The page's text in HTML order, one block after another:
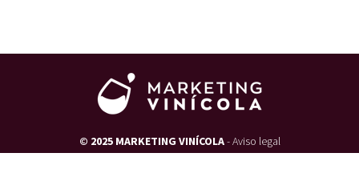
© 2025 MARKETING VINÍCOLA-Aviso legal